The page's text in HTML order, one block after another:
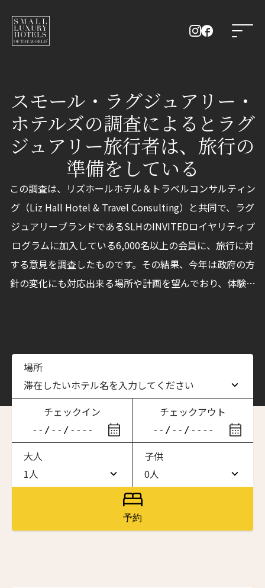
スモール・ラグジュアリー・
ホテルズの調査によるとラグ
ジュアリー旅行者は、旅行の
準備をしている
この調査は、リズホールホテル＆トラベルコンサルティン
グ（Liz Hall Hotel & Travel Consulting）と共同で、ラグ
ジュアリーブランドであるSLHのINVITEDロイヤリティプ
ログラムに加入している6,000名以上の会員に、旅行に対
する意見を調査したものです。その結果、今年は政府の方
針の変化にも対応出来る場所や計画を望んでおり、体験を
場所
滞在したいホテル名を入力してください
滞在したいホテル名を入力してください
ワン・ジーティー・グランド・ケイマン
ONE GT Grand Cayman
ザ・キャベンディッシュ・ロンドン
ザ・バウアー
チェックイン チェックアウト
大人
1人
1人
子供
0人
0人
予約